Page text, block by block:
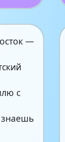
—
с